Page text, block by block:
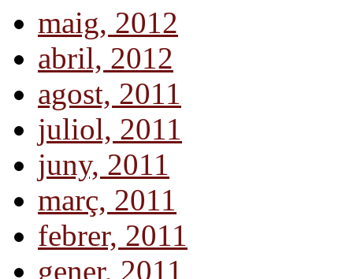
maig, 2012
abril, 2012
agost, 2011
juliol, 2011
juny, 2011
març, 2011
febrer, 2011
gener, 2011